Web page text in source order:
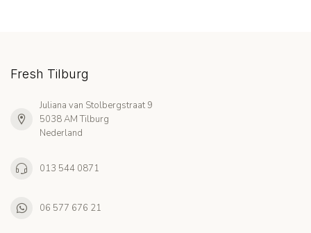
Fresh Tilburg
Juliana van Stolbergstraat 9
5038 AM Tilburg
Nederland
013 544 0871
06 577 676 21